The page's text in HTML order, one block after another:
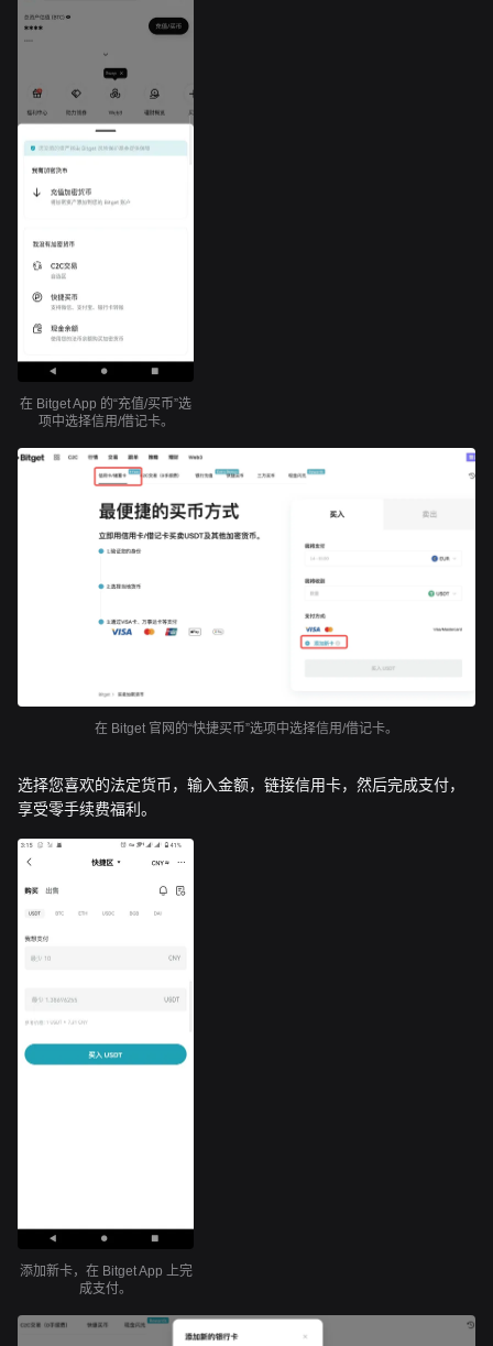
在 Bitget App 的“充值/买币”选
项中选择信用/借记卡。
在 Bitget 官网的“快捷买币”选项中选择信用/借记卡。
选择您喜欢的法定货币，输入金额，链接信用卡，然后完成支付，
享受零手续费福利。
添加新卡，在 Bitget App 上完
成支付。